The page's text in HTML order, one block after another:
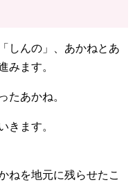
しんの」、あかねとあ
みます。
たあかね。
きます。
ねを地元に残らせたこ